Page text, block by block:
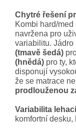
Chytré řešení
Kombi hard/
navržena pro
variabilitu. Jádro
(tmavě šedá)
(hnědá) pro ty,
disponují
že se matrace
prodlouženou
Variabilita
komfortní